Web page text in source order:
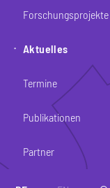
Forschungsprojekte
Aktuelles
Termine
Publikationen
Partner